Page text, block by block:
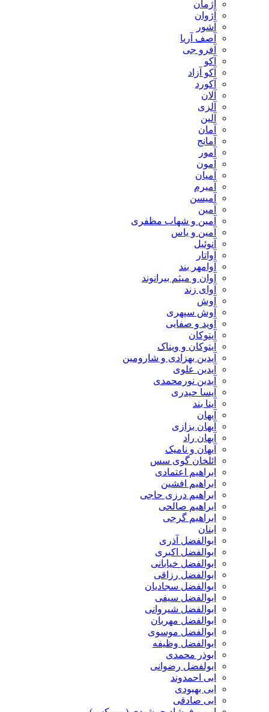
آژمان
آژوان
آشور
آصف آریا
آفرو جی
آکو
آکو آزاد
آکورد
آلان
آلزی
آلین
آمان
آمانج
آمور
آمون
آمیان
آمیرم
آمیسن
آمین
آمین و شهاب مظفری
آمین و یاس
آنوئیل
آواتار
آوامهر بند
آوان و میثم بیرانوند
آوای زند
آوش
آوش سپهری
آوید و صفایی
آیتوکان
آیتوکان و ویناک
آیدین بهزادی و شارومین
آیدین علوی
آیدین نورمحمدی
آیسا حیدری
آینا بند
آیهان
آیهان بزازی
آیهان راد
آیهان و نامیک
ائلخان گوی سس
ابراهیم اعتمادی
ابراهیم افشین
ابراهیم درزی حاجی
ابراهیم صالحی
ابراهیم گرجی
ابنان
ابوالفضل آذری
ابوالفضل اکبری
ابوالفضل خیابانی
ابوالفضل رزاقی
ابوالفضل سجادیان
ابوالفضل سیفی
ابوالفضل شیروانی
ابوالفضل مهربان
ابوالفضل موسوی
ابوالفضل وظیفه
ابوذر محمدی
ابولفضل رضوانی
ابی احمدوند
ابی بهبودی
ابی صادقی